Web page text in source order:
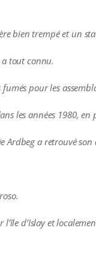
bien trempé et un
tout connu.
pour les
les années 1980,
Ardbeg a retrouvé son
d’Islay et